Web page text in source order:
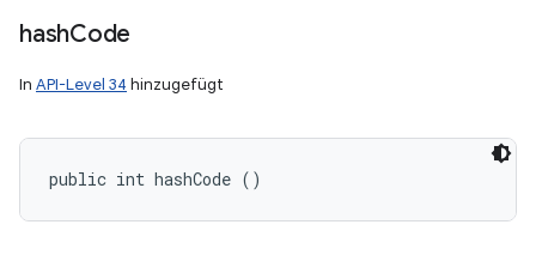
hashCode
In API-Level 34 hinzugefügt
public int hashCode ()